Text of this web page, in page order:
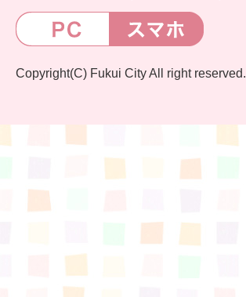
Copyright(C) Fukui City All right reserved.